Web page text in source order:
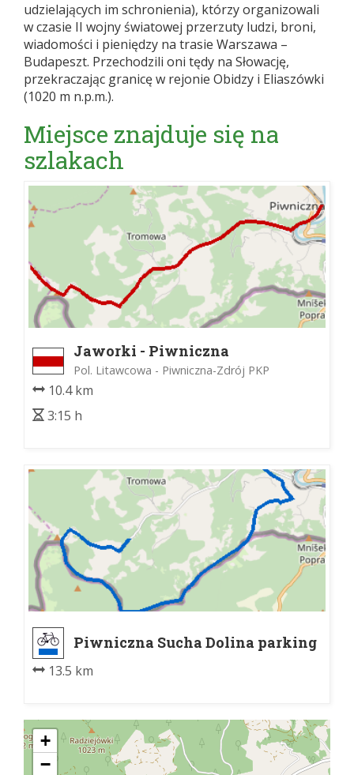
udzielających im schronienia), którzy organizowali
w czasie II wojny światowej przerzuty ludzi, broni,
wiadomości i pieniędzy na trasie Warszawa –
Budapeszt. Przechodzili oni tędy na Słowację,
przekraczając granicę w rejonie Obidzy i Eliaszówki
(1020 m n.p.m.).
Miejsce znajduje się na
szlakach
Jaworki - Piwniczna
Pol. Litawcowa - Piwniczna-Zdrój PKP
10.4 km
3:15 h
Piwniczna Sucha Dolina parking
13.5 km
+
−